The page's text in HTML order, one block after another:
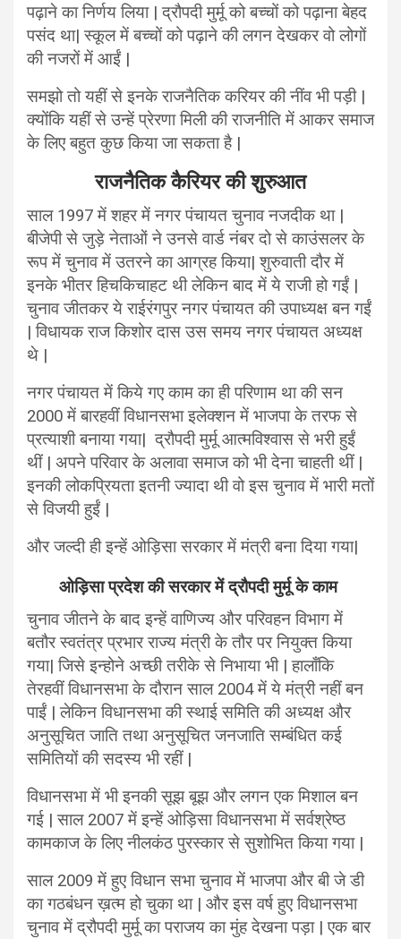
पढ़ाने का निर्णय लिया | द्रौपदी मुर्मू को बच्चों को पढ़ाना बेहद
पसंद था| स्कूल में बच्चों को पढ़ाने की लगन देखकर वो लोगों
की नजरों में आईं |
समझो तो यहीं से इनके राजनैतिक करियर की नींव भी पड़ी |
क्योंकि यहीं से उन्हें प्रेरणा मिली की राजनीति में आकर समाज
के लिए बहुत कुछ किया जा सकता है |
राजनैतिक कैरियर की शुरुआत
साल 1997 में शहर में नगर पंचायत चुनाव नजदीक था |
बीजेपी से जुड़े नेताओं ने उनसे वार्ड नंबर दो से काउंसलर के
रूप में चुनाव में उतरने का आग्रह किया| शुरुवाती दौर में
इनके भीतर हिचकिचाहट थी लेकिन बाद में ये राजी हो गईं |
चुनाव जीतकर ये राईरंगपुर नगर पंचायत की उपाध्यक्ष बन गईं
| विधायक राज किशोर दास उस समय नगर पंचायत अध्यक्ष
थे |
नगर पंचायत में किये गए काम का ही परिणाम था की सन
2000 में बारहवीं विधानसभा इलेक्शन में भाजपा के तरफ से
प्रत्याशी बनाया गया| द्रौपदी मुर्मू आत्मविश्वास से भरी हुईं
थीं | अपने परिवार के अलावा समाज को भी देना चाहती थीं |
इनकी लोकप्रियता इतनी ज्यादा थी वो इस चुनाव में भारी मतों
से विजयी हुईं |
और जल्दी ही इन्हें ओड़िसा सरकार में मंत्री बना दिया गया|
ओड़िसा प्रदेश की सरकार में द्रौपदी मुर्मू के काम
चुनाव जीतने के बाद इन्हें वाणिज्य और परिवहन विभाग में
बतौर स्वतंत्र प्रभार राज्य मंत्री के तौर पर नियुक्त किया
गया| जिसे इन्होने अच्छी तरीके से निभाया भी | हालाँकि
तेरहवीं विधानसभा के दौरान साल 2004 में ये मंत्री नहीं बन
पाईं | लेकिन विधानसभा की स्थाई समिति की अध्यक्ष और
अनुसूचित जाति तथा अनुसूचित जनजाति सम्बंधित कई
समितियों की सदस्य भी रहीं |
विधानसभा में भी इनकी सूझ बूझ और लगन एक मिशाल बन
गई | साल 2007 में इन्हें ओड़िसा विधानसभा में सर्वश्रेष्ठ
कामकाज के लिए नीलकंठ पुरस्कार से सुशोभित किया गया |
साल 2009 में हुए विधान सभा चुनाव में भाजपा और बी जे डी
का गठबंधन ख़त्म हो चुका था | और इस वर्ष हुए विधानसभा
चुनाव में द्रौपदी मुर्मू का पराजय का मुंह देखना पड़ा | एक बार